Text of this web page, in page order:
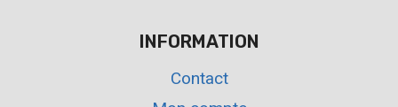
INFORMATION
Contact